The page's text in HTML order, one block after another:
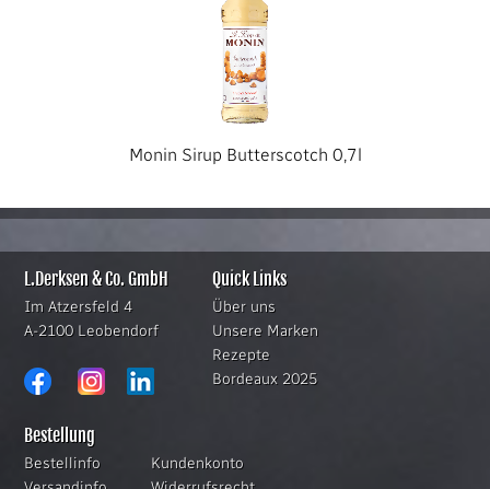
Monin Sirup Butterscotch 0,7l
L.Derksen & Co. GmbH
Im Atzersfeld 4
A-2100 Leobendorf
Quick Links
Über uns
Unsere Marken
Rezepte
Bordeaux 2025
Bestellung
Bestellinfo
Kundenkonto